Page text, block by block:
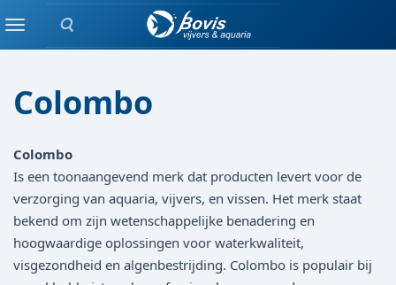
Zoeken
MenuMerken
Colombo
Colombo
Is een toonaangevend merk dat producten levert voor de
verzorging van aquaria, vijvers, en vissen. Het merk staat
bekend om zijn wetenschappelijke benadering en
hoogwaardige oplossingen voor waterkwaliteit,
visgezondheid en algenbestrijding. Colombo is populair bij